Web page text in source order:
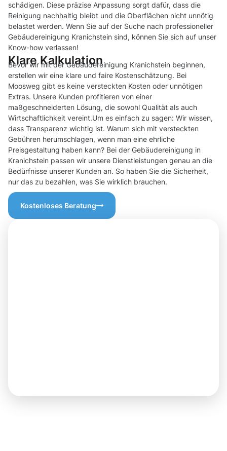
schädigen. Diese präzise Anpassung sorgt dafür, dass die
Reinigung nachhaltig bleibt und die Oberflächen nicht unnötig
belastet werden. Wenn Sie auf der Suche nach professioneller
Gebäudereinigung Kranichstein sind, können Sie sich auf unser
Know-how verlassen!
Klare Kalkulation
Bevor wir mit der Gebäudereinigung Kranichstein beginnen,
erstellen wir eine klare und faire Kostenschätzung. Bei
Moosweg gibt es keine versteckten Kosten oder unnötigen
Extras. Unsere Kunden profitieren von einer
maßgeschneiderten Lösung, die sowohl Qualität als auch
Wirtschaftlichkeit vereint.Um es einfach zu sagen: Wir wissen,
dass Transparenz wichtig ist. Warum sich mit versteckten
Gebühren herumschlagen, wenn man eine ehrliche
Preisgestaltung haben kann? Bei der Gebäudereinigung in
Kranichstein passen wir unsere Dienstleistungen genau an die
Bedürfnisse unserer Kunden an. So haben Sie die Sicherheit,
nur das zu bezahlen, was Sie wirklich brauchen.
Kostenloses Beratung